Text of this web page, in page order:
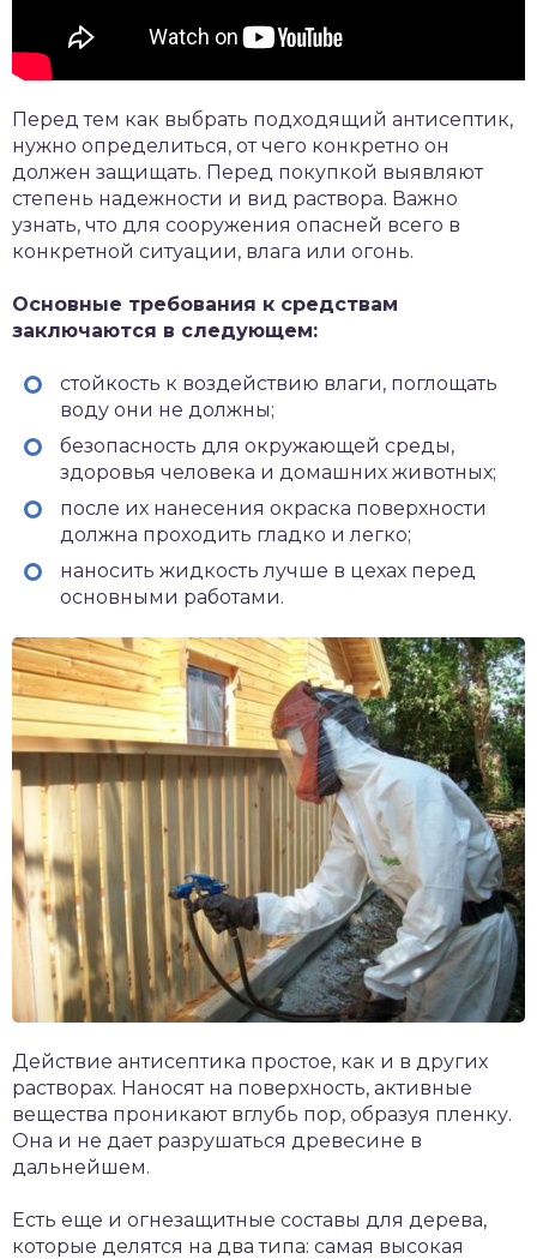
Перед тем как выбрать подходящий антисептик,
нужно определиться, от чего конкретно он
должен защищать. Перед покупкой выявляют
степень надежности и вид раствора. Важно
узнать, что для сооружения опасней всего в
конкретной ситуации, влага или огонь.
Основные требования к средствам
заключаются в следующем:
стойкость к воздействию влаги, поглощать
воду они не должны;
безопасность для окружающей среды,
здоровья человека и домашних животных;
после их нанесения окраска поверхности
должна проходить гладко и легко;
наносить жидкость лучше в цехах перед
основными работами.
Действие антисептика простое, как и в других
растворах. Наносят на поверхность, активные
вещества проникают вглубь пор, образуя пленку.
Она и не дает разрушаться древесине в
дальнейшем.
Есть еще и огнезащитные составы для дерева,
которые делятся на два типа: самая высокая